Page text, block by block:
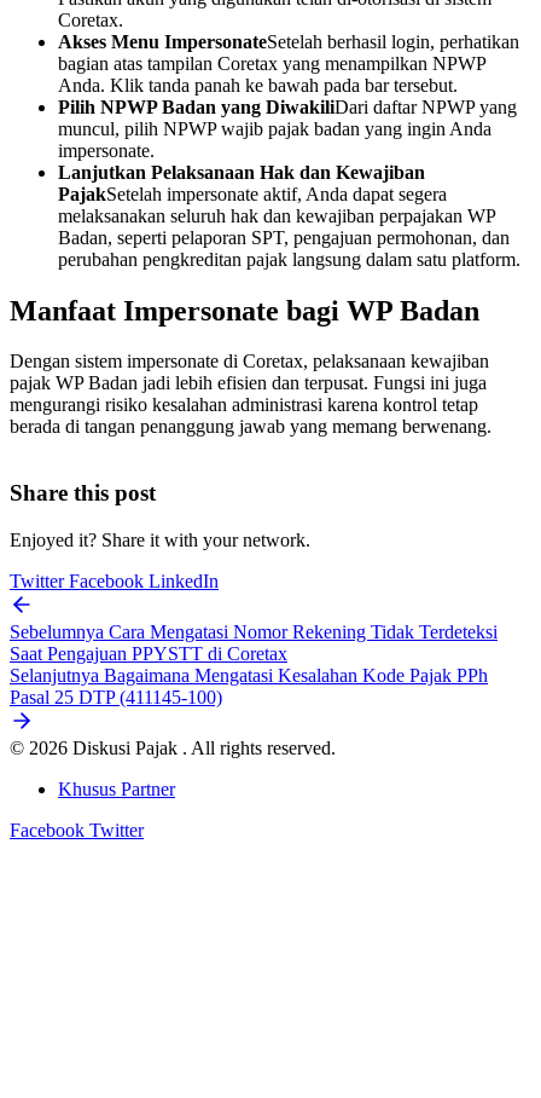
Coretax.
Akses Menu ImpersonateSetelah berhasil login, perhatikan
bagian atas tampilan Coretax yang menampilkan NPWP
Anda. Klik tanda panah ke bawah pada bar tersebut.
Pilih NPWP Badan yang DiwakiliDari daftar NPWP yang
muncul, pilih NPWP wajib pajak badan yang ingin Anda
impersonate.
Lanjutkan Pelaksanaan Hak dan Kewajiban
PajakSetelah impersonate aktif, Anda dapat segera
melaksanakan seluruh hak dan kewajiban perpajakan WP
Badan, seperti pelaporan SPT, pengajuan permohonan, dan
perubahan pengkreditan pajak langsung dalam satu platform.
Manfaat Impersonate bagi WP Badan
Dengan sistem impersonate di Coretax, pelaksanaan kewajiban
pajak WP Badan jadi lebih efisien dan terpusat. Fungsi ini juga
mengurangi risiko kesalahan administrasi karena kontrol tetap
berada di tangan penanggung jawab yang memang berwenang.
Share this post
Enjoyed it? Share it with your network.
TwitterFacebook LinkedIn
Sebelumnya Cara Mengatasi Nomor Rekening Tidak Terdeteksi
Saat Pengajuan PPYSTT di Coretax
Selanjutnya Bagaimana Mengatasi Kesalahan Kode Pajak PPh
Pasal 25 DTP (411145-100)
© 2026 Diskusi Pajak . All rights reserved.
Khusus Partner
Facebook Twitter